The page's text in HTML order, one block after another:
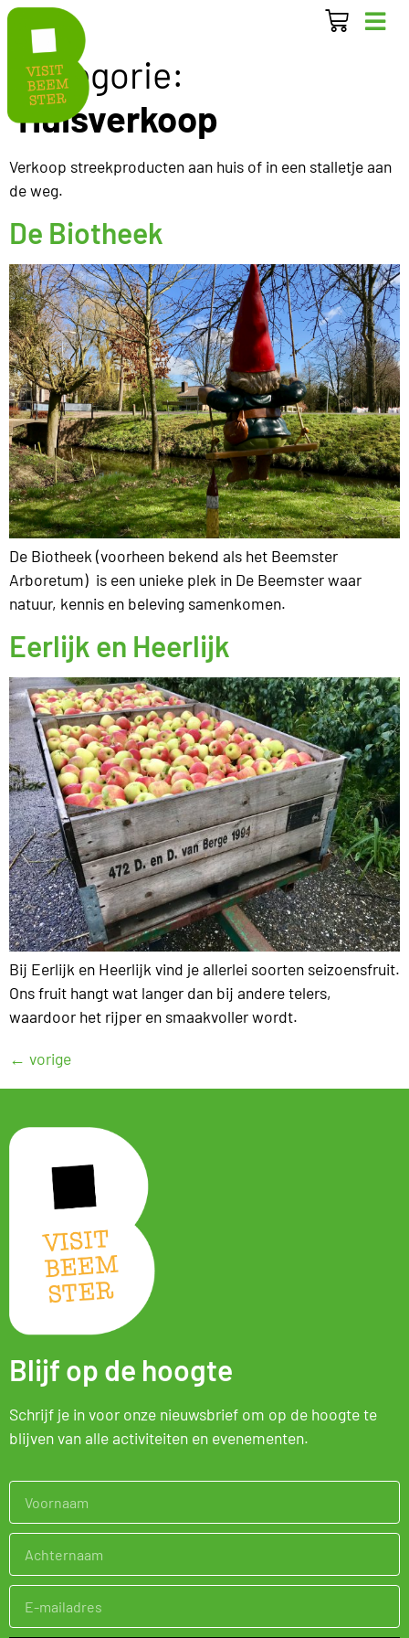
Categorie:
Huisverkoop
Verkoop streekproducten aan huis of in een stalletje aan
de weg.
De Biotheek
De Biotheek (voorheen bekend als het Beemster
Arboretum) is een unieke plek in De Beemster waar
natuur, kennis en beleving samenkomen.
Eerlijk en Heerlijk
Bij Eerlijk en Heerlijk vind je allerlei soorten seizoensfruit.
Ons fruit hangt wat langer dan bij andere telers,
waardoor het rijper en smaakvoller wordt.
← vorige
Blijf op de hoogte
Schrijf je in voor onze nieuwsbrief om op de hoogte te
blijven van alle activiteiten en evenementen.